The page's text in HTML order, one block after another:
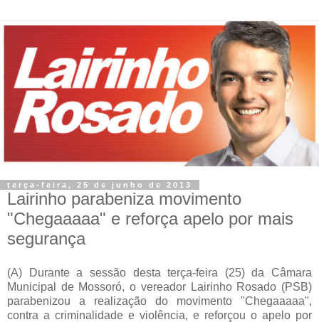
terça-feira, 25 de junho de 2013
Lairinho parabeniza movimento
"Chegaaaaa" e reforça apelo por mais
segurança
(A) Durante a sessão desta terça-feira (25) da Câmara
Municipal de Mossoró, o vereador Lairinho Rosado (PSB)
parabenizou a realização do movimento "Chegaaaaa",
contra a criminalidade e violência, e reforçou o apelo por